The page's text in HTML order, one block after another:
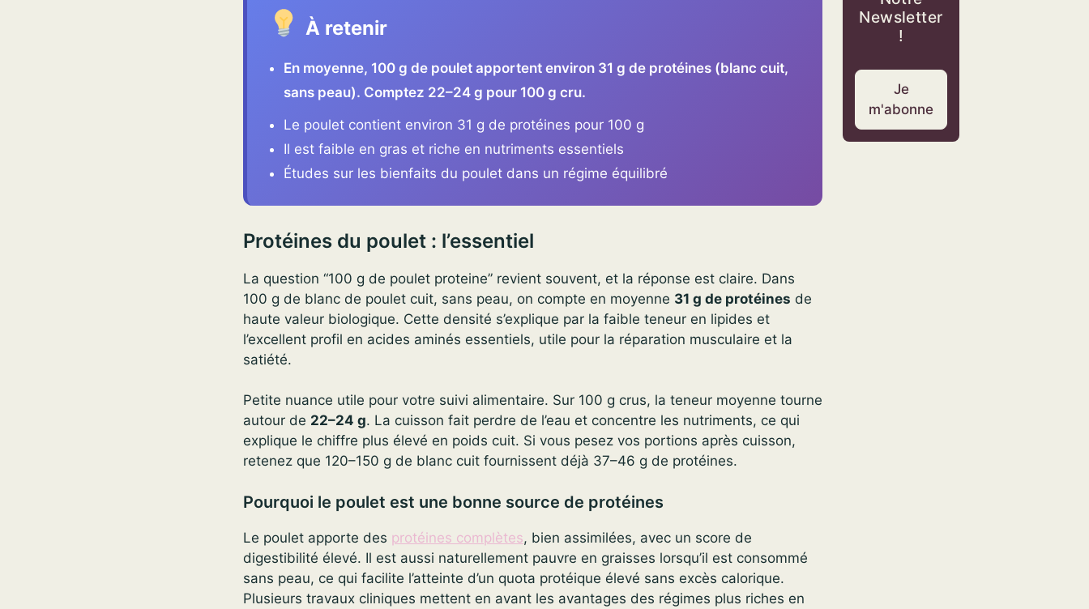
À retenir
En moyenne, 100 g de poulet apportent environ 31 g de protéines (blanc cuit,
sans peau). Comptez 22–24 g pour 100 g cru.
Le poulet contient environ 31 g de protéines pour 100 g
Il est faible en gras et riche en nutriments essentiels
Études sur les bienfaits du poulet dans un régime équilibré
Protéines du poulet : l’essentiel
La question “100 g de poulet proteine” revient souvent, et la réponse est claire. Dans
100 g de blanc de poulet cuit, sans peau, on compte en moyenne 31 g de protéines de
haute valeur biologique. Cette densité s’explique par la faible teneur en lipides et
l’excellent profil en acides aminés essentiels, utile pour la réparation musculaire et la
satiété.
Petite nuance utile pour votre suivi alimentaire. Sur 100 g crus, la teneur moyenne tourne
autour de 22–24 g. La cuisson fait perdre de l’eau et concentre les nutriments, ce qui
explique le chiffre plus élevé en poids cuit. Si vous pesez vos portions après cuisson,
retenez que 120–150 g de blanc cuit fournissent déjà 37–46 g de protéines.
Pourquoi le poulet est une bonne source de protéines
Le poulet apporte des protéines complètes, bien assimilées, avec un score de
digestibilité élevé. Il est aussi naturellement pauvre en graisses lorsqu’il est consommé
sans peau, ce qui facilite l’atteinte d’un quota protéique élevé sans excès calorique.
Plusieurs travaux cliniques mettent en avant les avantages des régimes plus riches en
Newsletter
!
Je
m'abonne